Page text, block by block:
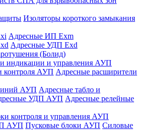
Изоляторы короткого замыкания
Адресные ИП Exm
Адресные УДП Exd
(Болид)
индикации и управления АУП
контроля АУП Адресные расширители
АУП Адресные табло и
УДП АУП Адресные релейные
контроля и управления АУП
АУП Пусковые блоки АУП Силовые